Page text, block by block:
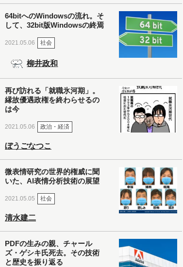
64bitへのWindowsの流れ。そ
して、32bit版Windowsの終焉
2021.05.06 社会
柳井政和
再び訪れる「就職氷河期」。
縁故優遇政権を終わらせるの
は今
2021.05.06 政治・経済
ぼうごなつこ
微表情研究の世界的権威に聞
いた、AI表情分析技術の展望
2021.05.05 社会
清水建二
PDFの生みの親、チャール
ズ・ゲシキ氏死去。その技術
と歴史を振り返る